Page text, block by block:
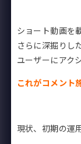
ショート動画を
さらに深掘りし
ユーザーにアク
これがコメント
現状、初期の運